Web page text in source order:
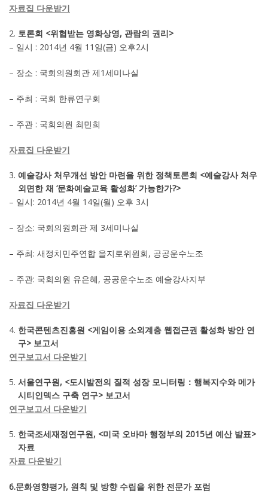
자료집 다운받기
토론회 <위협받는 영화상영, 관람의 권리>
– 일시 : 2014년 4월 11일(금) 오후2시
– 장소 : 국회의원회관 제1세미나실
– 주최 : 국회 한류연구회
– 주관 : 국회의원 최민희
자료집 다운받기
예술강사 처우개선 방안 마련을 위한 정책토론회 <예술강사 처우
외면한 채 ‘문화예술교육 활성화’ 가능한가?>
– 일시: 2014년 4월 14일(월) 오후 3시
– 장소: 국회의원회관 제 3세미나실
– 주최: 새정치민주연합 을지로위원회, 공공운수노조
– 주관: 국회의원 유은혜, 공공운수노조 예술강사지부
자료집 다운받기
한국콘텐츠진흥원 <게임이용 소외계층 웹접근권 활성화 방안 연
구> 보고서
연구보고서 다운받기
서울연구원, <도시발전의 질적 성장 모니터링：행복지수와 메가
시티인덱스 구축 연구> 보고서
연구보고서 다운받기
한국조세재정연구원, <미국 오바마 행정부의 2015년 예산 발표>
자료
자료 다운받기
6.문화영향평가, 원칙 및 방향 수립을 위한 전문가 포럼